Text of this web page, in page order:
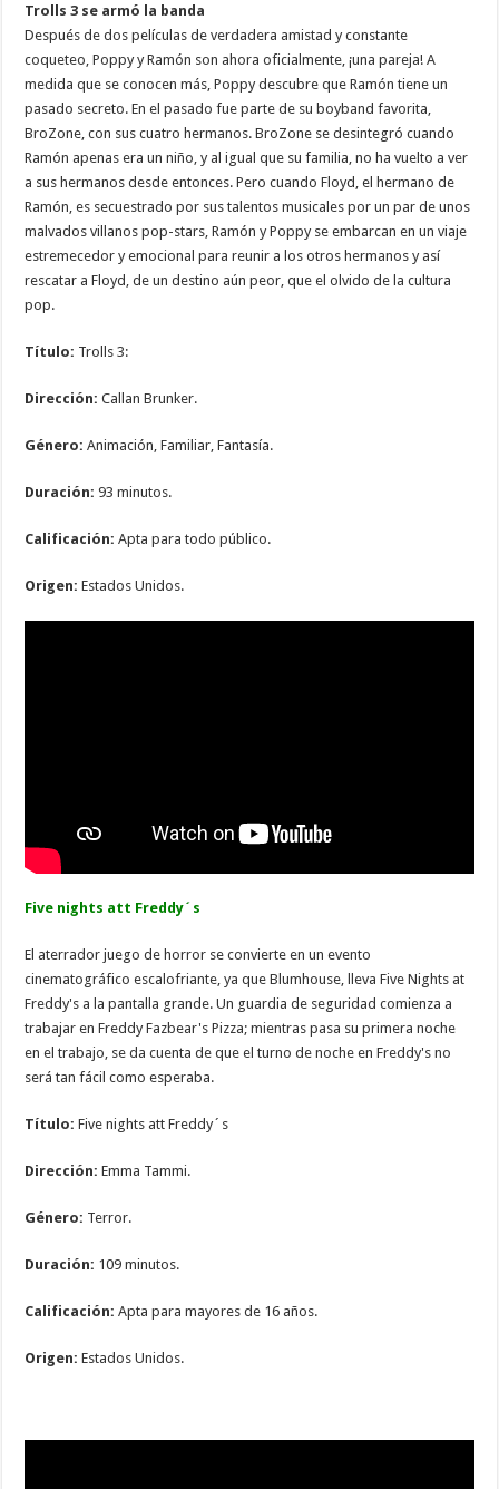
Trolls 3 se armó la banda
Después de dos películas de verdadera amistad y constante
coqueteo, Poppy y Ramón son ahora oficialmente, ¡una pareja! A
medida que se conocen más, Poppy descubre que Ramón tiene un
pasado secreto. En el pasado fue parte de su boyband favorita,
BroZone, con sus cuatro hermanos. BroZone se desintegró cuando
Ramón apenas era un niño, y al igual que su familia, no ha vuelto a ver
a sus hermanos desde entonces. Pero cuando Floyd, el hermano de
Ramón, es secuestrado por sus talentos musicales por un par de unos
malvados villanos pop-stars, Ramón y Poppy se embarcan en un viaje
estremecedor y emocional para reunir a los otros hermanos y así
rescatar a Floyd, de un destino aún peor, que el olvido de la cultura
pop.
Título: Trolls 3:
Dirección:Callan Brunker.
Género: Animación, Familiar, Fantasía.
Duración: 93 minutos.
Calificación: Apta para todo público.
Origen:Estados Unidos.
Five nights att Freddy´s
El aterrador juego de horror se convierte en un evento
cinematográfico escalofriante, ya que Blumhouse, lleva Five Nights at
Freddy's a la pantalla grande. Un guardia de seguridad comienza a
trabajar en Freddy Fazbear's Pizza; mientras pasa su primera noche
en el trabajo, se da cuenta de que el turno de noche en Freddy's no
será tan fácil como esperaba.
Título:Five nights att Freddy´s
Dirección: Emma Tammi.
Género: Terror.
Duración: 109 minutos.
Calificación:Apta para mayores de 16 años.
Origen:Estados Unidos.